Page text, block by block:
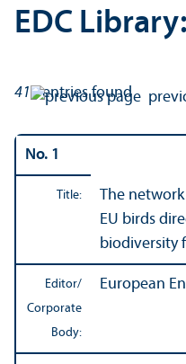
EDC
415entries found
No. 1
Title:
The
EU birds
biodiversity
Editor/
Corporate
Body:
European